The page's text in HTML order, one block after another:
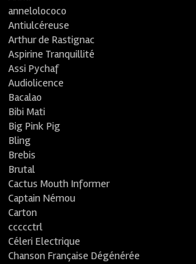
annelolococo
Antiulcéreuse
Arthur de Rastignac
Aspirine Tranquillité
Assi Pychaf
Audiolicence
Bacalao
Bibi Mati
Big Pink Pig
Bling
Brebis
Brutal
Cactus Mouth Informer
Captain Némou
Carton
ccccctrl
Céleri Electrique
Chanson Française Dégénérée